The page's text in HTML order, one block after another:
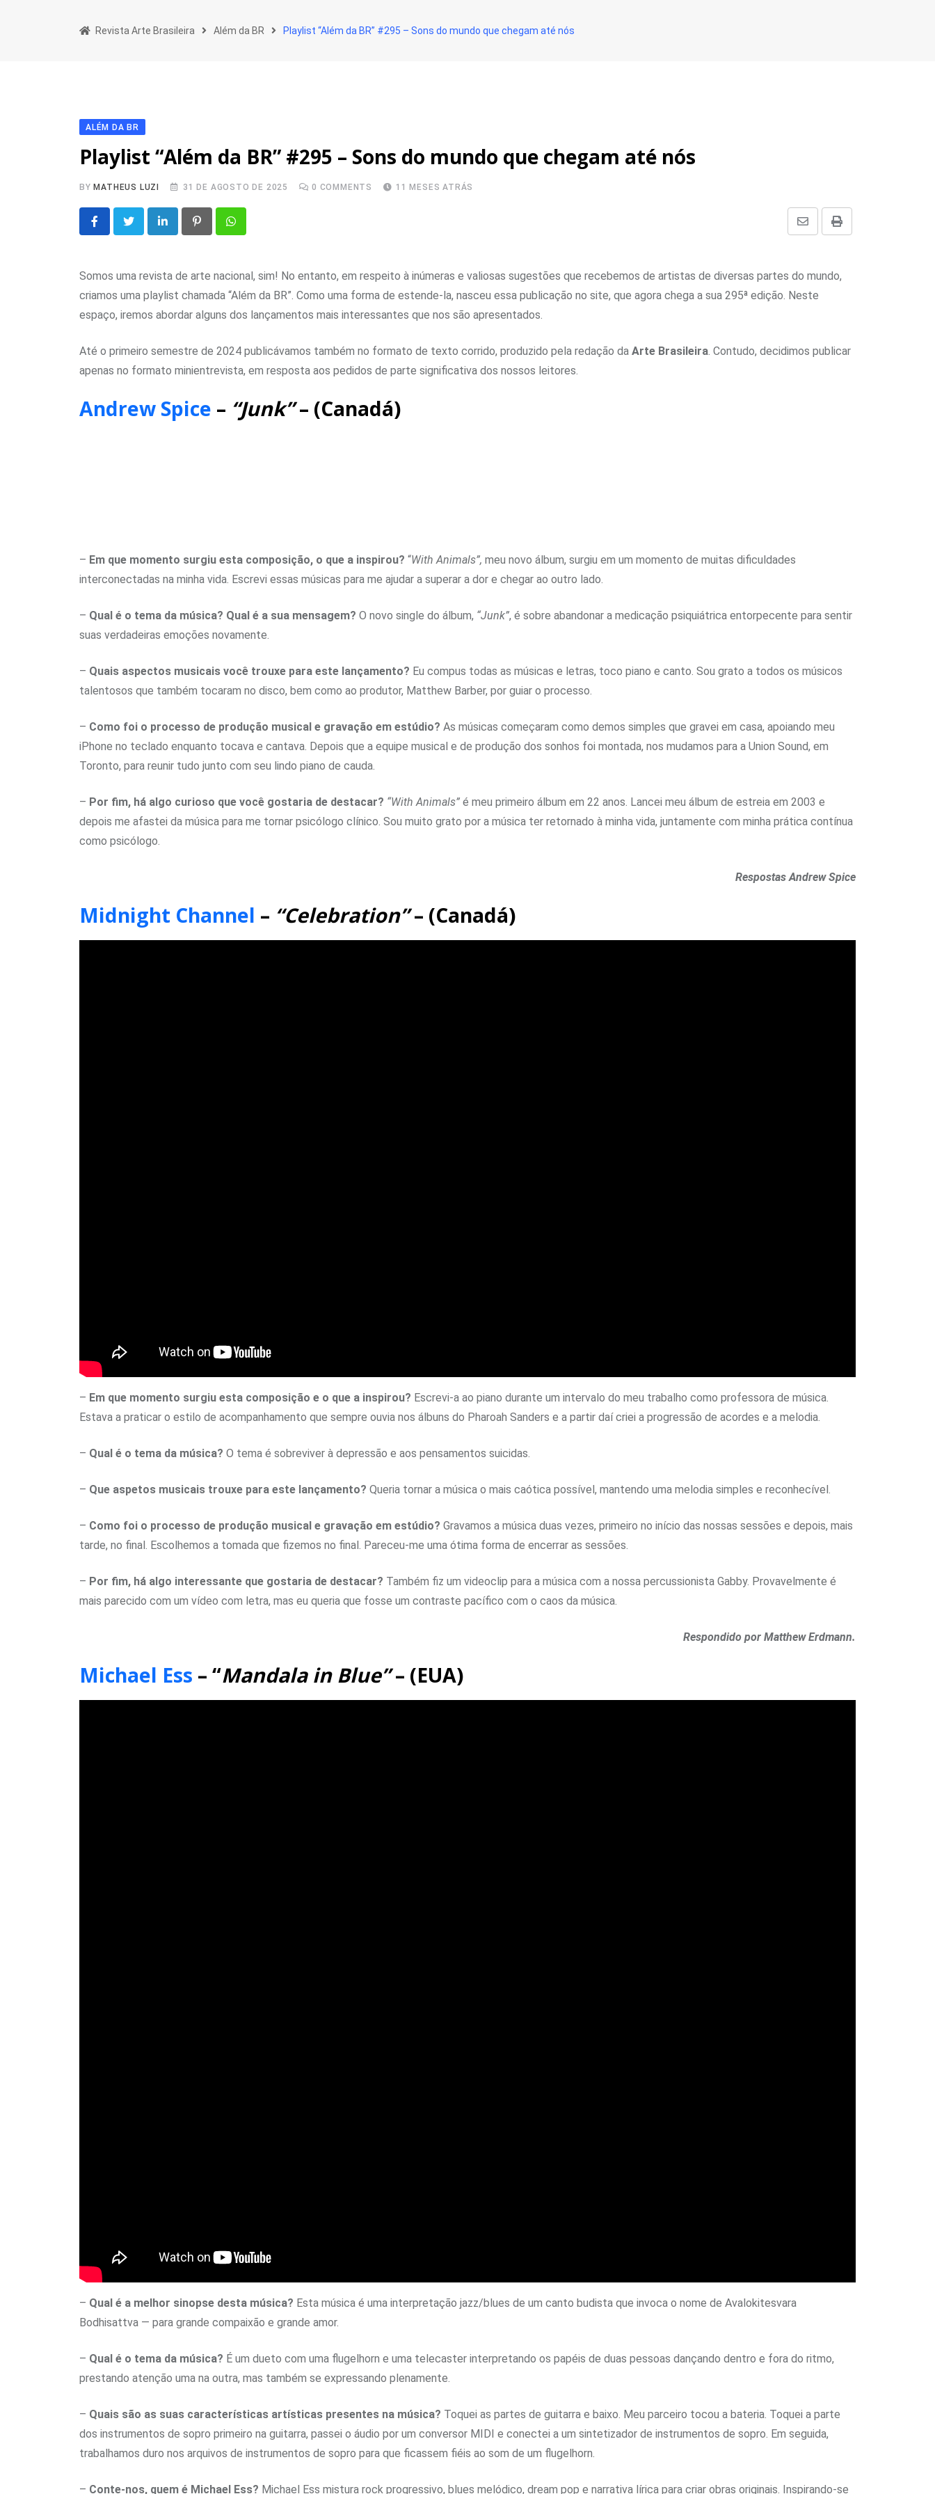
Revista Arte Brasileira Além da BR Playlist “Além da BR” #295 – Sons do mundo que chegam até nós
ALÉM DA BR
Playlist “Além da BR” #295 – Sons do mundo que chegam até nós
BY MATHEUS LUZI 31 DE AGOSTO DE 2025 0 COMMENTS 11 MESES ATRÁS
LinkedIn PinterestWhatsapp Print
Share
Somos uma revista de arte nacional, sim! No entanto, em respeito à inúmeras e valiosas sugestões que recebemos de artistas de diversas partes do mundo,
criamos uma playlist chamada “Além da BR”. Como uma forma de estende-la, nasceu essa publicação no site, que agora chega a sua 295ª edição. Neste
espaço, iremos abordar alguns dos lançamentos mais interessantes que nos são apresentados.
Até o primeiro semestre de 2024 publicávamos também no formato de texto corrido, produzido pela redação da Arte Brasileira. Contudo, decidimos publicar
apenas no formato minientrevista, em resposta aos pedidos de parte significativa dos nossos leitores.
Andrew Spice – “Junk”– (Canadá)
– Em que momento surgiu esta composição, o que a inspirou? “With Animals”, meu novo álbum, surgiu em um momento de muitas dificuldades
interconectadas na minha vida. Escrevi essas músicas para me ajudar a superar a dor e chegar ao outro lado.
– Qual é o tema da música? Qual é a sua mensagem? O novo single do álbum, “Junk”, é sobre abandonar a medicação psiquiátrica entorpecente para sentir
suas verdadeiras emoções novamente.
– Quais aspectos musicais você trouxe para este lançamento? Eu compus todas as músicas e letras, toco piano e canto. Sou grato a todos os músicos
talentosos que também tocaram no disco, bem como ao produtor, Matthew Barber, por guiar o processo.
– Como foi o processo de produção musical e gravação em estúdio? As músicas começaram como demos simples que gravei em casa, apoiando meu
iPhone no teclado enquanto tocava e cantava. Depois que a equipe musical e de produção dos sonhos foi montada, nos mudamos para a Union Sound, em
Toronto, para reunir tudo junto com seu lindo piano de cauda.
– Por fim, há algo curioso que você gostaria de destacar? “With Animals” é meu primeiro álbum em 22 anos. Lancei meu álbum de estreia em 2003 e
depois me afastei da música para me tornar psicólogo clínico. Sou muito grato por a música ter retornado à minha vida, juntamente com minha prática contínua
como psicólogo.
Respostas Andrew Spice
Midnight Channel – “Celebration”– (Canadá)
– Em que momento surgiu esta composição e o que a inspirou? Escrevi-a ao piano durante um intervalo do meu trabalho como professora de música.
Estava a praticar o estilo de acompanhamento que sempre ouvia nos álbuns do Pharoah Sanders e a partir daí criei a progressão de acordes e a melodia.
– Qual é o tema da música? O tema é sobreviver à depressão e aos pensamentos suicidas.
– Que aspetos musicais trouxe para este lançamento? Queria tornar a música o mais caótica possível, mantendo uma melodia simples e reconhecível.
– Como foi o processo de produção musical e gravação em estúdio? Gravamos a música duas vezes, primeiro no início das nossas sessões e depois, mais
tarde, no final. Escolhemos a tomada que fizemos no final. Pareceu-me uma ótima forma de encerrar as sessões.
– Por fim, há algo interessante que gostaria de destacar? Também fiz um videoclip para a música com a nossa percussionista Gabby. Provavelmente é
mais parecido com um vídeo com letra, mas eu queria que fosse um contraste pacífico com o caos da música.
Respondido por Matthew Erdmann.
Michael Ess – “Mandala in Blue”– (EUA)
– Qual é a melhor sinopse desta música? Esta música é uma interpretação jazz/blues de um canto budista que invoca o nome de Avalokitesvara
Bodhisattva — para grande compaixão e grande amor.
– Qual é o tema da música? É um dueto com uma flugelhorn e uma telecaster interpretando os papéis de duas pessoas dançando dentro e fora do ritmo,
prestando atenção uma na outra, mas também se expressando plenamente.
– Quais são as suas características artísticas presentes na música? Toquei as partes de guitarra e baixo. Meu parceiro tocou a bateria. Toquei a parte
dos instrumentos de sopro primeiro na guitarra, passei o áudio por um conversor MIDI e conectei a um sintetizador de instrumentos de sopro. Em seguida,
trabalhamos duro nos arquivos de instrumentos de sopro para que ficassem fiéis ao som de um flugelhorn.
– Conte-nos, quem é Michael Ess? Michael Ess mistura rock progressivo, blues melódico, dream pop e narrativa lírica para criar obras originais. Inspirando-se